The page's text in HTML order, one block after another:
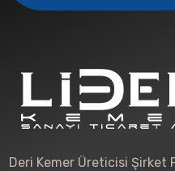
Deri Kemer Üreticisi Şirket